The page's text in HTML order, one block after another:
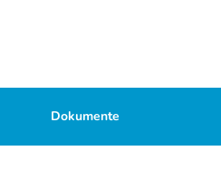
Dokumente